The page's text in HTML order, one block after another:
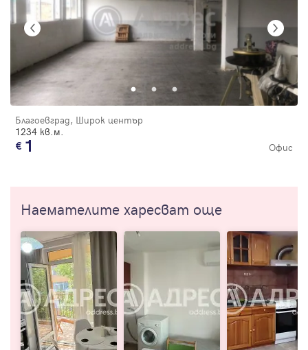
Благоевград, Широк център
1234 кв.м.
1 Офис
Наемателите харесват още